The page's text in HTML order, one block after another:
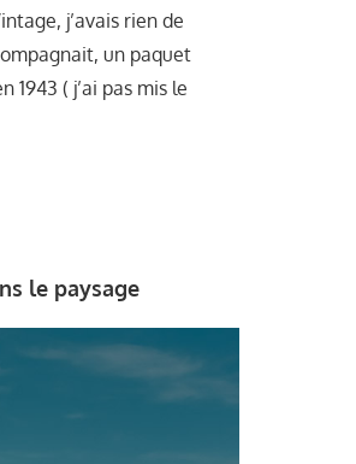
j’avais rien de
un paquet
( j’ai pas mis le
le paysage